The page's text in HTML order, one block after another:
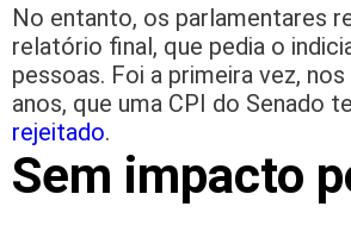
No entanto, os parlamentares
relatório final, que pedia o
pessoas. Foi a primeira vez,
anos, que uma CPI do Senado
rejeitado.
Sem impacto